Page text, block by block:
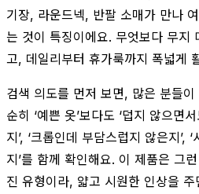
기장, 라운드넥, 반팔 소매가 만나
는 것이 특징이에요. 무엇보다 무지
고, 데일리부터 휴가룩까지 폭넓게
검색 의도를 먼저 보면, 많은 분들
순히 ‘예쁜 옷’보다도 ‘덥지 않으면
지’, ‘크롭인데 부담스럽지 않은지’,
지’를 함께 확인해요. 이 제품은 그
진 유형이라, 얇고 시원한 인상을